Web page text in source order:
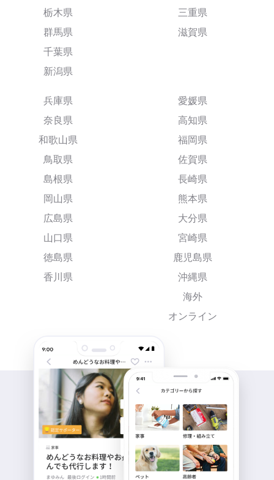
栃木県
群馬県
千葉県
新潟県
三重県
滋賀県
兵庫県
奈良県
和歌山県
鳥取県
島根県
岡山県
広島県
山口県
徳島県
香川県
愛媛県
高知県
福岡県
佐賀県
長崎県
熊本県
大分県
宮崎県
鹿児島県
沖縄県
海外
オンライン